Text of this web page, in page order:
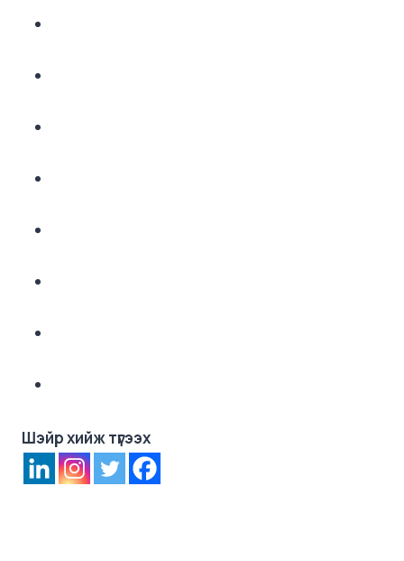
Шэйр хийж түгээх